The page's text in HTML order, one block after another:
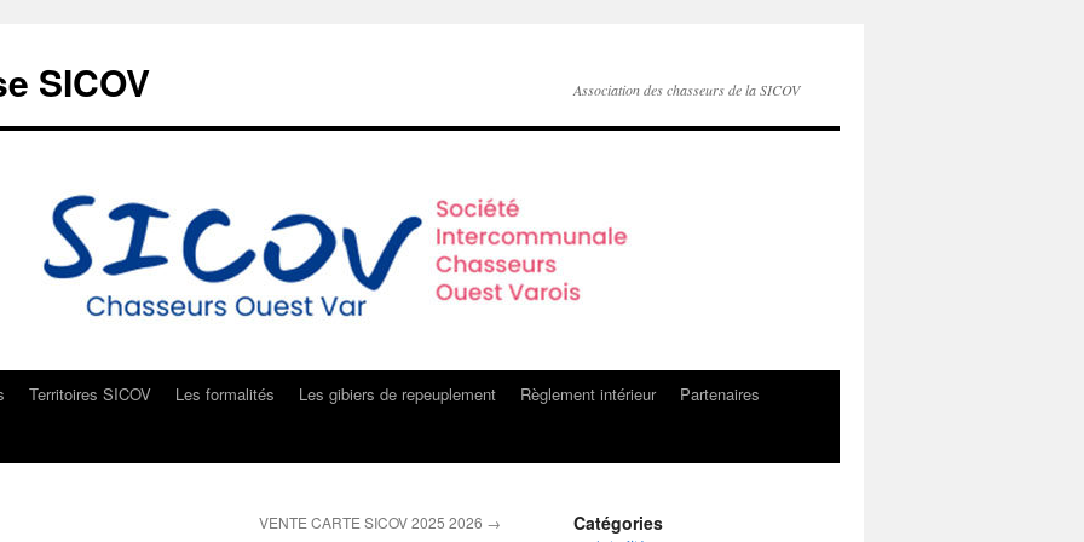
SICOV Association des chasseurs de la SICOV
Territoires SICOV Les formalités Les gibiers de repeuplement Règlement intérieur
Partenaires
VENTE CARTE SICOV 2025 2026 → Catégories